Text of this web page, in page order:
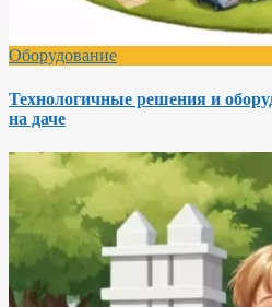
Оборудование
Технологичные решения и
на даче